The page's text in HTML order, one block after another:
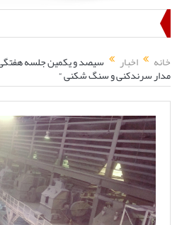
خانه اخبار سیصد و یکمین جلسه
مدار سرندکنی و سنگ شکنی “